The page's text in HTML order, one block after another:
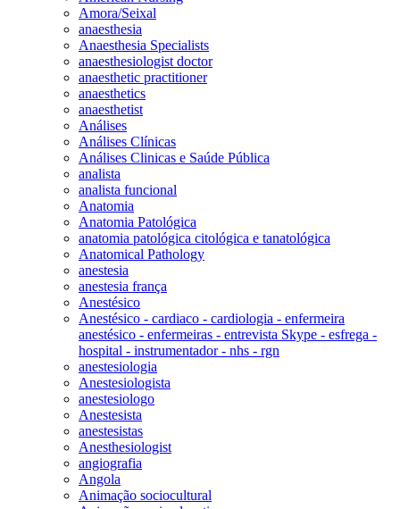
Amora/Seixal
anaesthesia
Anaesthesia Specialists
anaesthesiologist doctor
anaesthetic practitioner
anaesthetics
anaesthetist
Análises
Análises Clínicas
Análises Clinicas e Saúde Pública
analista
analista funcional
Anatomia
Anatomia Patológica
anatomia patológica citológica e tanatológica
Anatomical Pathology
anestesia
anestesia frança
Anestésico
Anestésico - cardiaco - cardiologia - enfermeira
anestésico - enfermeiras - entrevista Skype - esfrega -
hospital - instrumentador - nhs - rgn
anestesiologia
Anestesiologista
anestesiologo
Anestesista
anestesistas
Anesthesiologist
angiografia
Angola
Animação sociocultural